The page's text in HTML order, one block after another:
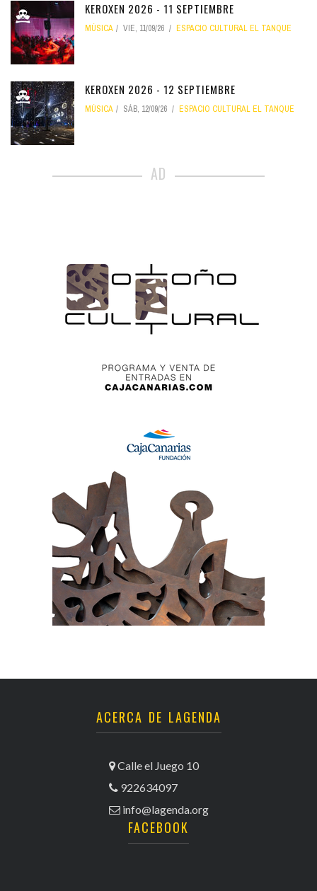
KEROXEN 2026 - 11 SEPTIEMBRE
MÚSICA VIE, 11/09/26 ESPACIO CULTURAL EL TANQUE
KEROXEN 2026 - 12 SEPTIEMBRE
MÚSICA SÁB, 12/09/26 ESPACIO CULTURAL EL TANQUE
AD
ACERCA DE LAGENDA
Calle el Juego 10
922634097
info@lagenda.org
FACEBOOK